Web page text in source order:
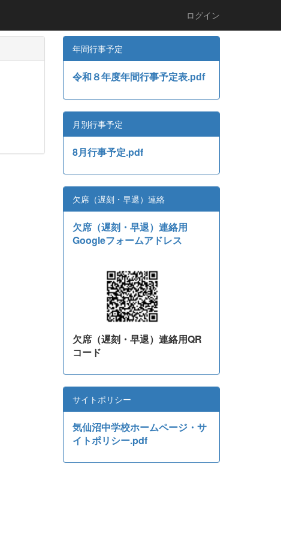
ログイン
年間行事予定
令和８年度年間行事予定表.pdf
月別行事予定
8月行事予定.pdf
欠席（遅刻・早退）連絡
欠席（遅刻・早退）連絡用
Googleフォームアドレス
欠席（遅刻・早退）連絡用QR
コード
サイトポリシー
気仙沼中学校ホームページ・サ
イトポリシー.pdf